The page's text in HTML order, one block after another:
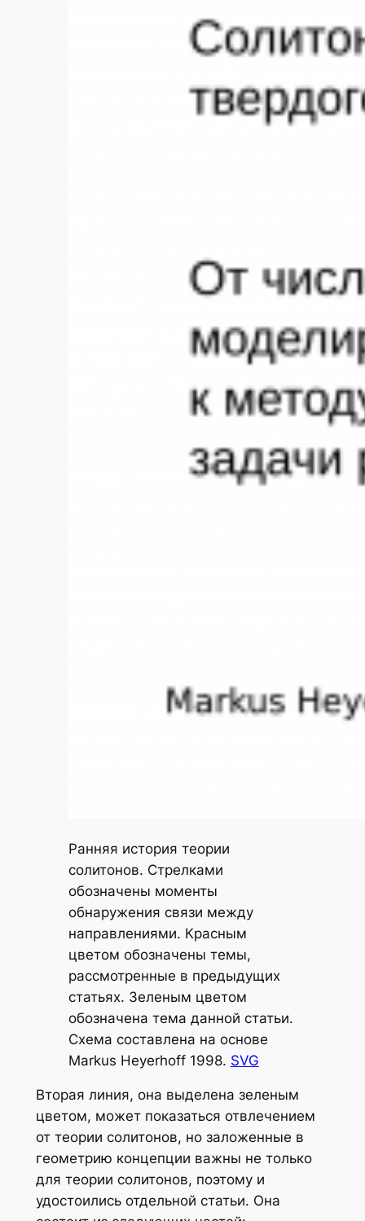
Ранняя история теории
солитонов. Стрелками
обозначены моменты
обнаружения связи между
направлениями. Красным
цветом обозначены темы,
рассмотренные в предыдущих
статьях. Зеленым цветом
обозначена тема данной статьи.
Схема составлена на основе
Markus Heyerhoff 1998. SVG
Вторая линия, она выделена зеленым
цветом, может показаться отвлечением
от теории солитонов, но заложенные в
геометрию концепции важны не только
для теории солитонов, поэтому и
удостоились отдельной статьи. Она